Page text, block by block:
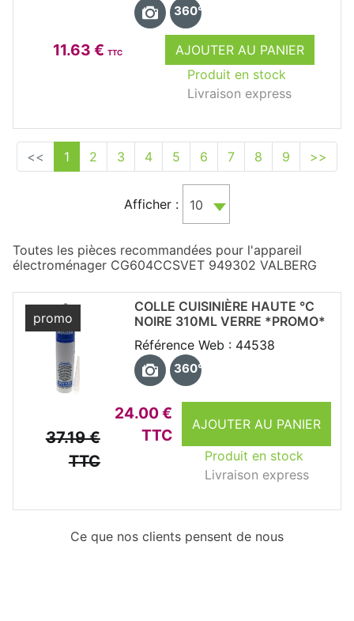
11.63 € TTC
AJOUTER AU PANIER
Produit en stock
Livraison express
360°
<< 1 2 3 4 5 6 7 8 9 >>
Afficher : 10
Toutes les pièces recommandées pour l'appareil
électroménager CG604CCSVET 949302 VALBERG
promo
37.19 €
TTC
24.00 €
TTC
AJOUTER AU PANIER
Produit en stock
Livraison express
COLLE CUISINIÈRE HAUTE °C
NOIRE 310ML VERRE *PROMO*
Référence Web : 44538
360°
Ce que nos clients pensent de nous